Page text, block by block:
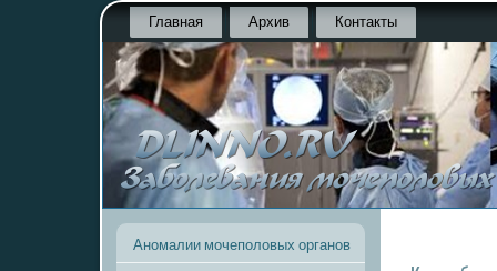
Главная Архив Контакты
Аномалии мочеполовых органов